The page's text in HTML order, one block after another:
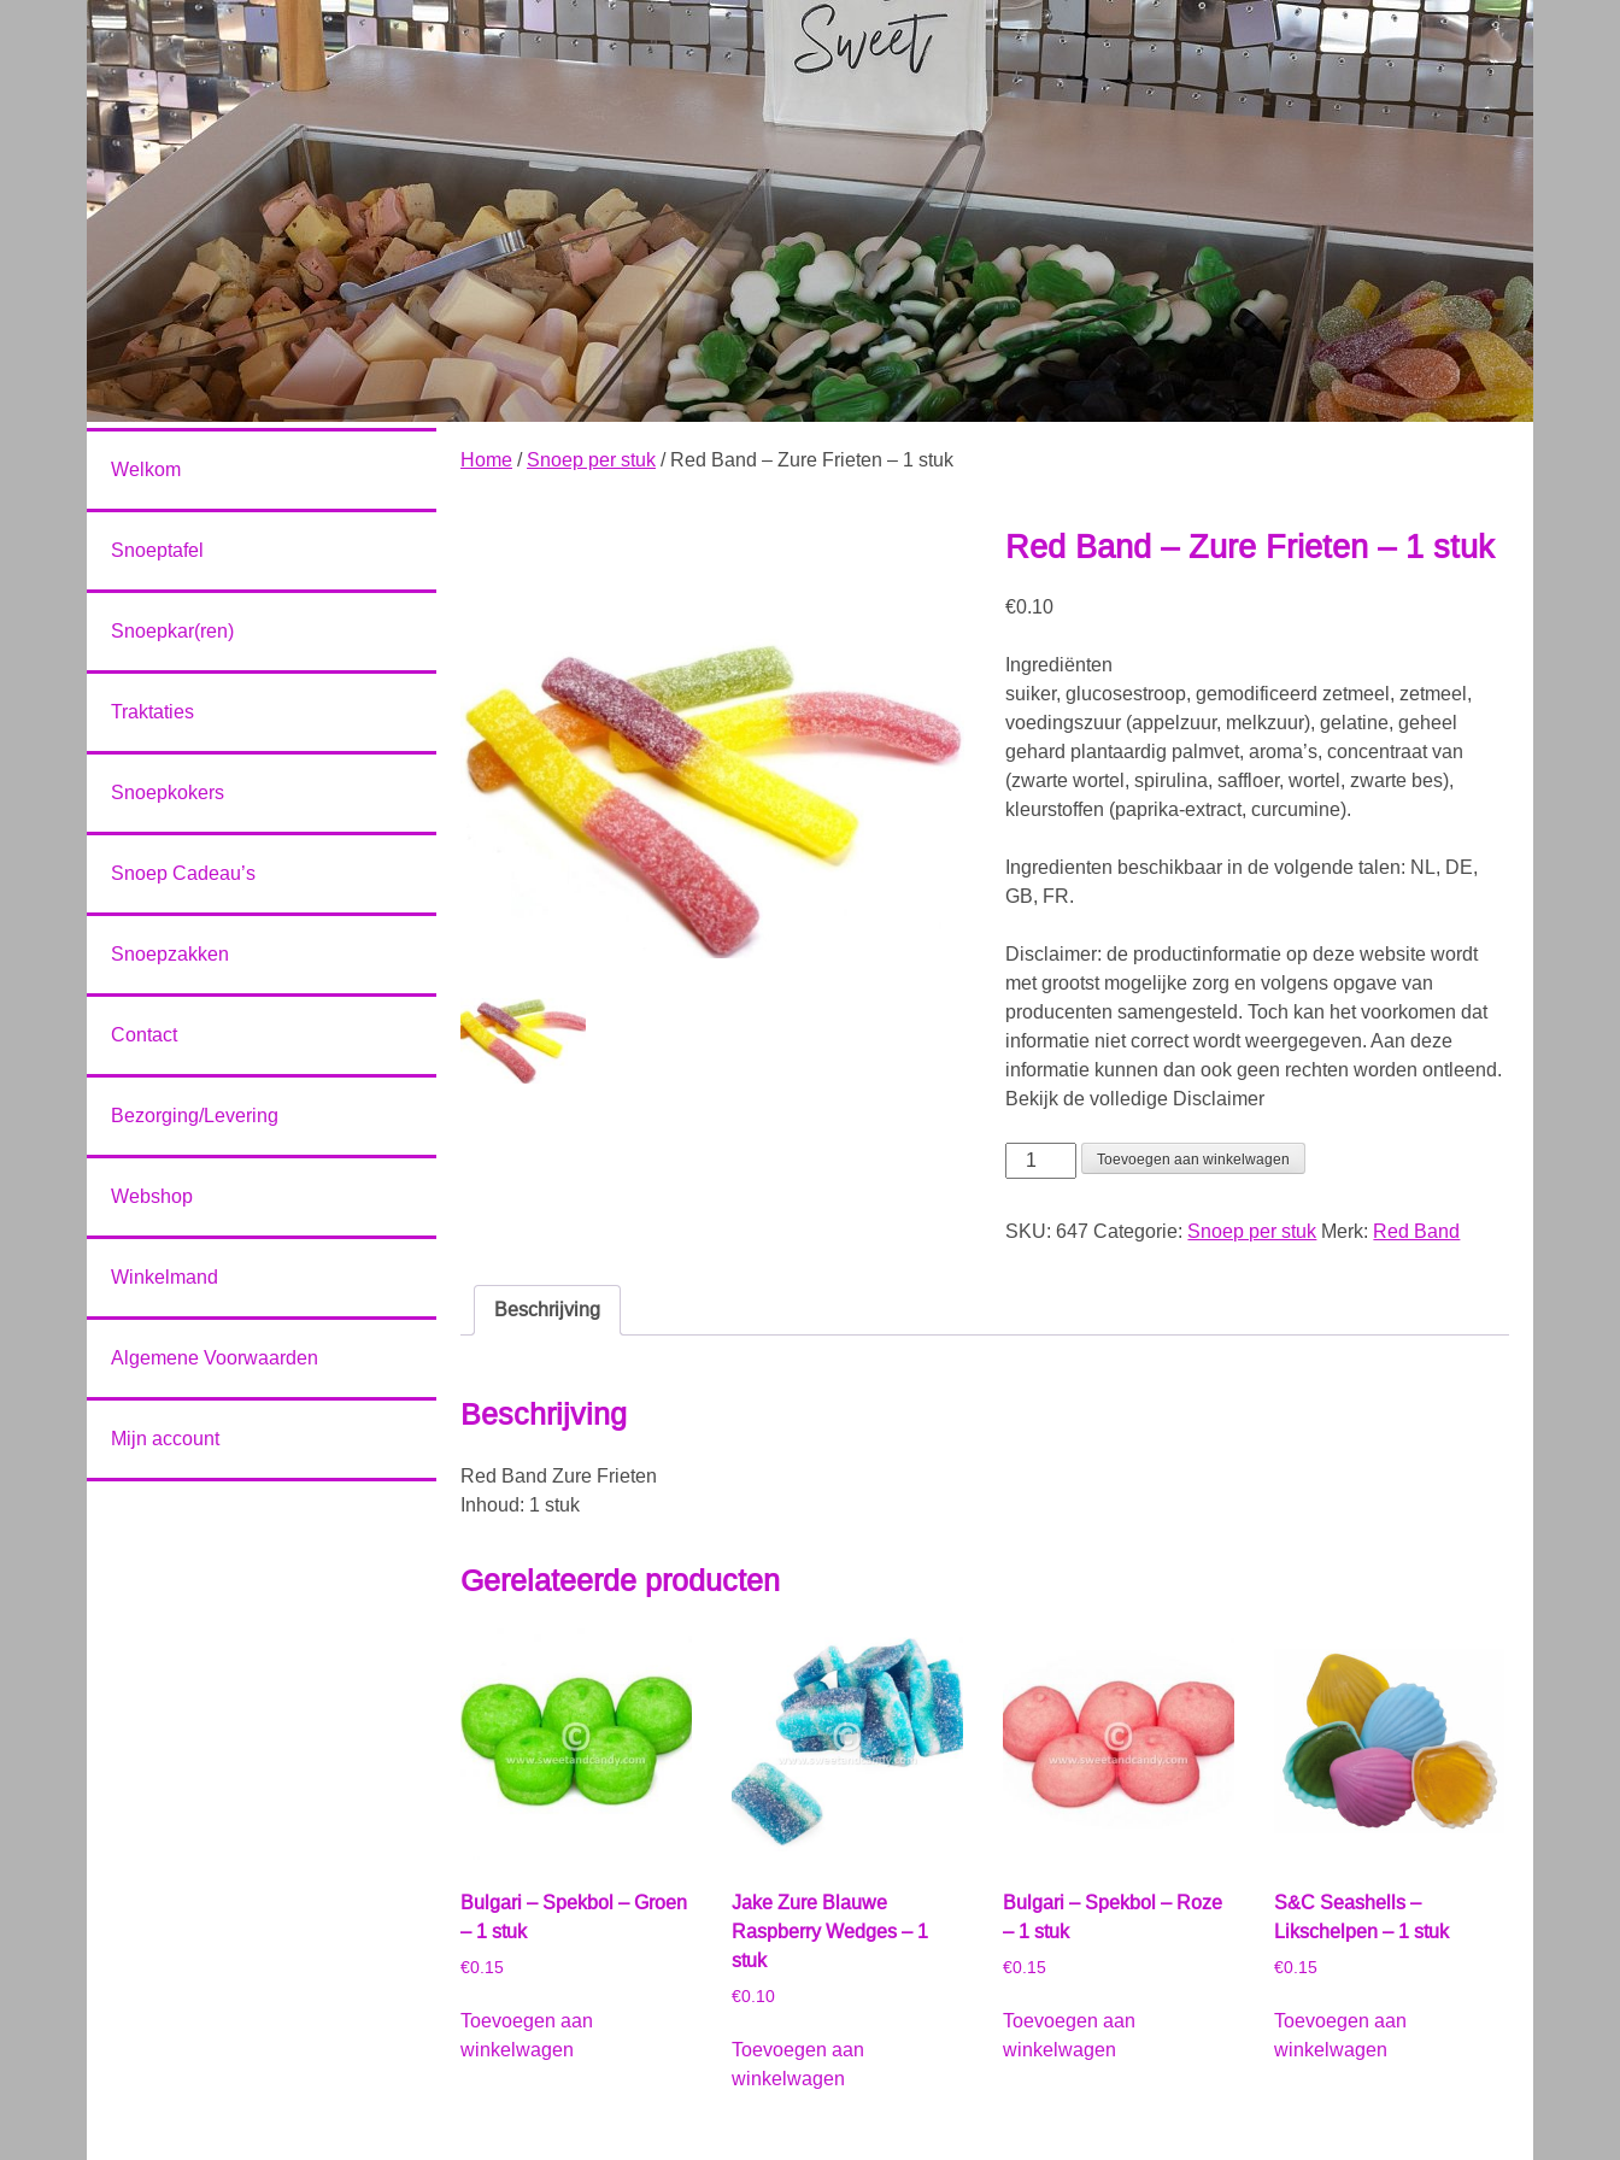
Home / Snoep per stuk / Red Band – Zure Frieten – 1 stuk
Red Band – Zure Frieten – 1 stuk
€0.10
Ingrediënten
suiker, glucosestroop, gemodificeerd zetmeel, zetmeel,
voedingszuur (appelzuur, melkzuur), gelatine, geheel
gehard plantaardig palmvet, aroma’s, concentraat van
(zwarte wortel, spirulina, saffloer, wortel, zwarte bes),
kleurstoffen (paprika-extract, curcumine).
Ingredienten beschikbaar in de volgende talen: NL, DE,
GB, FR.
Disclaimer: de productinformatie op deze website wordt
met grootst mogelijke zorg en volgens opgave van
producenten samengesteld. Toch kan het voorkomen dat
informatie niet correct wordt weergegeven. Aan deze
informatie kunnen dan ook geen rechten worden ontleend.
Bekijk de volledige Disclaimer
Toevoegen aan winkelwagen
SKU:647 Categorie: Snoep per stuk Merk: Red Band
Beschrijving
Beschrijving
Red Band Zure Frieten
Inhoud: 1 stuk
Gerelateerde producten
Bulgari – Spekbol – Groen
– 1 stuk
€0.15
Toevoegen aan
winkelwagen
Jake Zure Blauwe
Raspberry Wedges – 1
stuk
€0.10
Toevoegen aan
winkelwagen
Bulgari – Spekbol – Roze
– 1 stuk
€0.15
Toevoegen aan
winkelwagen
S&C Seashells –
Likschelpen – 1 stuk
€0.15
Toevoegen aan
winkelwagen
Welkom
Snoeptafel
Snoepkar(ren)
Traktaties
Snoepkokers
Snoep Cadeau’s
Snoepzakken
Contact
Bezorging/Levering
Webshop
Winkelmand
Algemene Voorwaarden
Mijn account